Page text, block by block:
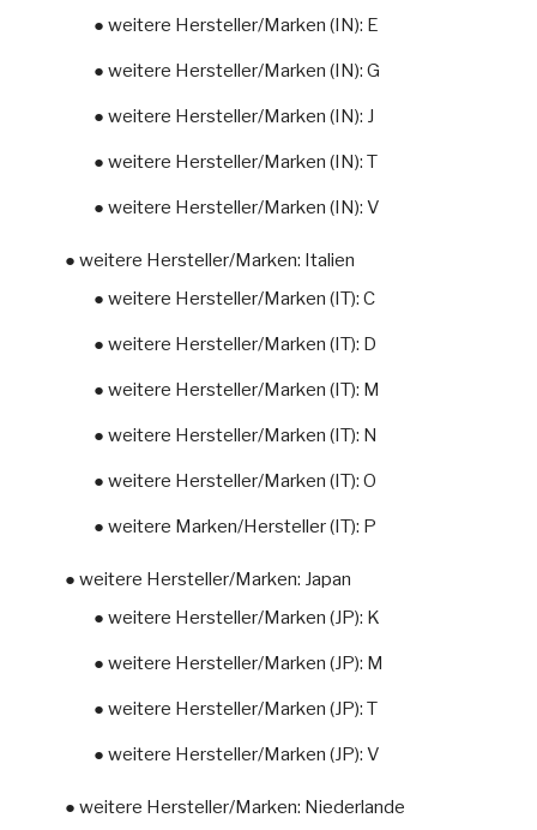
● weitere Hersteller/Marken (IN): E
● weitere Hersteller/Marken (IN): G
● weitere Hersteller/Marken (IN): J
● weitere Hersteller/Marken (IN): T
● weitere Hersteller/Marken (IN): V
● weitere Hersteller/Marken: Italien
● weitere Hersteller/Marken (IT): C
● weitere Hersteller/Marken (IT): D
● weitere Hersteller/Marken (IT): M
● weitere Hersteller/Marken (IT): N
● weitere Hersteller/Marken (IT): O
● weitere Marken/Hersteller (IT): P
● weitere Hersteller/Marken: Japan
● weitere Hersteller/Marken (JP): K
● weitere Hersteller/Marken (JP): M
● weitere Hersteller/Marken (JP): T
● weitere Hersteller/Marken (JP): V
● weitere Hersteller/Marken: Niederlande